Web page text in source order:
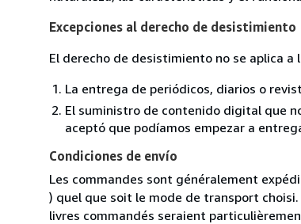
Excepciones al derecho de desistimiento
El derecho de desistimiento no se aplica a
La entrega de periódicos, diarios o
El suministro de contenido digital que
aceptó que podíamos empezar a
Condiciones de envío
Les commandes sont généralement
) quel que soit le mode de transport
livres commandés seraient